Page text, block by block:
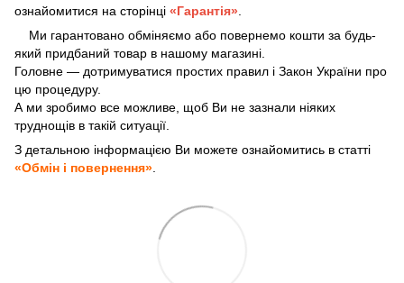
ознайомитися на сторінці «Гарантія»
Ми гарантовано обміняємо або повернемо кошти за будь-
який придбаний товар в нашому магазині.
Головне — дотримуватися простих правил і Закон України про
цю процедуру.
А ми зробимо все можливе, щоб Ви не зазнали ніяких
труднощів в такій ситуації.
З детальною інформацією Ви можете ознайомитись в статті
«Обмін і повернення»